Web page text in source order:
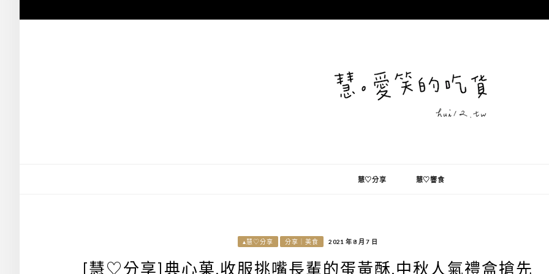
至
慧♡分享 慧♡響食
▴慧♡分享 分享｜美食 2021 年 8 月 7 日
[慧♡分享]典心菓.收服挑嘴長輩的蛋黃酥.中秋人氣禮盒搶先